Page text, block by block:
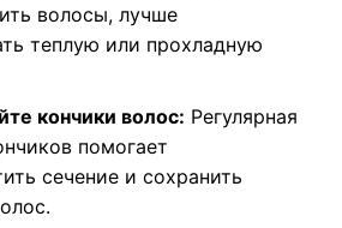
волосы, лучше
теплую или прохладную
кончики волос: Регулярная
помогает
сечение и сохранить